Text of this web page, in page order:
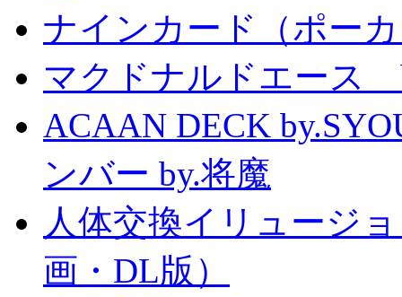
ナインカード（ポー
マクドナルドエース
ACAAN DECK
ンバー by.将魔
人体交換イリュージ
画・DL版）